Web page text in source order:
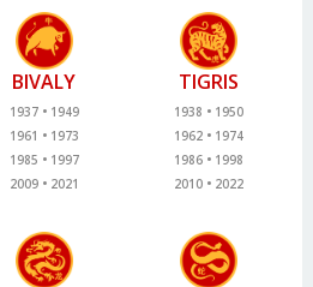
BIVALY
1937
1949
1961
1973
1985
1997
2009
2021
TIGRIS
1938
1950
1962
1974
1986
1998
2010
2022